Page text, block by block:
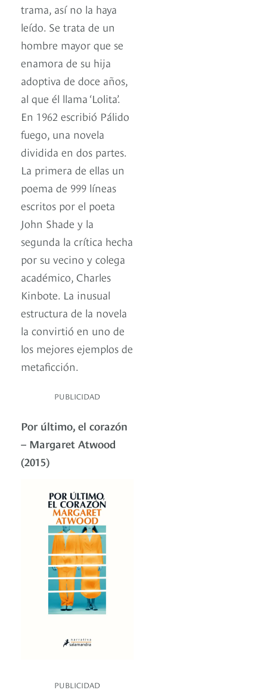
trama, así no la haya
leído. Se trata de un
hombre mayor que se
enamora de su hija
adoptiva de doce años,
al que él llama ‘Lolita’.
En 1962 escribió Pálido
fuego, una novela
dividida en dos partes.
La primera de ellas un
poema de 999 líneas
escritos por el poeta
John Shade y la
segunda la crítica hecha
por su vecino y colega
académico, Charles
Kinbote. La inusual
estructura de la novela
la convirtió en uno de
los mejores ejemplos de
metaficción.
PUBLICIDAD
Por último, el corazón
– Margaret Atwood
(2015)
PUBLICIDAD